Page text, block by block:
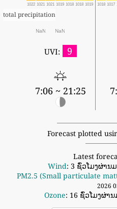
1022 1021 1021 1019 1018 1018 1019 1018 1017
total precipitation
NaN NaN
UVI: 9
7:06 ~ 21:25
Forecast plotted
Latest
Wind: 3 ຊົ່ວໂມງຜ່ານ
PM2.5 (Small particulate
2026
Ozone: 16 ຊົ່ວໂມງຜ່ານ